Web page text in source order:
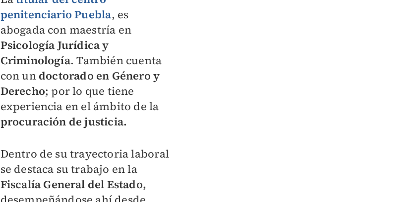
penitenciario Puebla, es
abogada con maestría en
Psicología Jurídica y
Criminología. También cuenta
con undoctorado en Género y
Derecho; por lo que tiene
experiencia en el ámbito de la
procuración de justicia.
Dentro de su trayectoria laboral
se destaca su trabajo en la
Fiscalía General del Estado,